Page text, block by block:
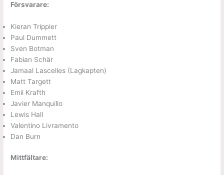
Försvarare:
Kieran Trippier
Paul Dummett
Sven Botman
Fabian Schär
Jamaal Lascelles (Lagkapten)
Matt Targett
Emil Krafth
Javier Manquillo
Lewis Hall
Valentino Livramento
Dan Burn
Mittfältare: